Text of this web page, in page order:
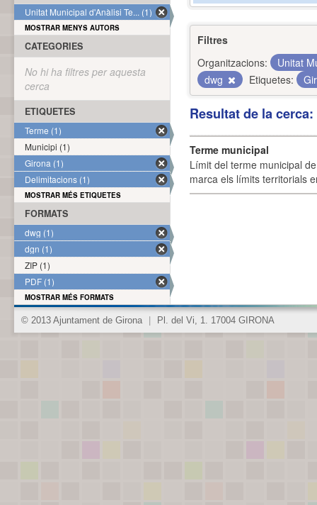
Filtres
Organitzacions:
Unitat
dwg
Etiquetes:
Resultat de la
Terme municipal
Límit del terme municipal
marca els límits territorials
Unitat Municipal d'Anàlisi Te... (1)
MOSTRAR MENYS AUTORS
CATEGORIES
No hi ha filtres per aquesta
cerca
ETIQUETES
Terme (1)
Municipi (1)
Girona (1)
Delimitacions (1)
MOSTRAR MÉS ETIQUETES
FORMATS
dwg (1)
dgn (1)
ZIP (1)
PDF (1)
MOSTRAR MÉS FORMATS
© 2013 Ajuntament de Girona Pl. del Vi, 1. 17004 GIRONA